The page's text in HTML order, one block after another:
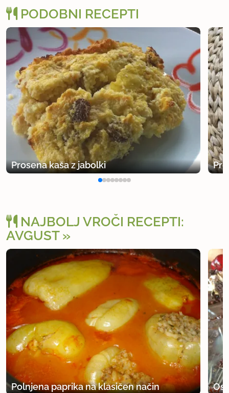
PODOBNI RECEPTI
Prosena kaša z jabolki
NAJBOLJ VROČI RECEPTI:
AVGUST
Polnjena paprika na klasičen način